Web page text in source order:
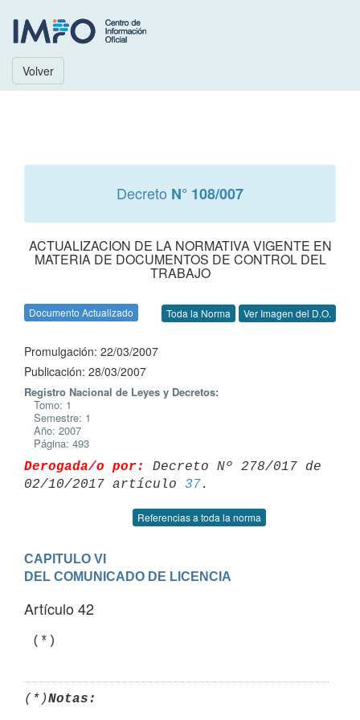
Volver
Decreto N° 108/007
ACTUALIZACION DE LA NORMATIVA VIGENTE EN
MATERIA DE DOCUMENTOS DE CONTROL DEL
TRABAJO
Documento Actualizado Toda la Norma Ver Imagen del D.O.
Promulgación: 22/03/2007
Publicación: 28/03/2007
Registro Nacional de Leyes y Decretos:
Tomo: 1
Semestre: 1
Año: 2007
Página: 493
Derogada/o por:
Decreto Nº 278/017 de
02/10/2017 artículo 37
Referencias a toda la norma
CAPITULO VI
DEL COMUNICADO DE LICENCIA
Artículo 42
(*)Notas: